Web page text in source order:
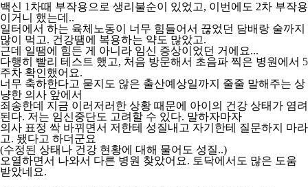
백신 1차때 부작용으로 생리불순이 있었고, 이번에도 2차 부작용
이거니 했는데..
일터에서 하는 육체노동이 너무 힘들어서 끊었던 담배랑 술까지
많이 먹고. 건강땜에 복용하는 약도 많았고.
근데 일땜에 힘든 게 아니라 임신 증상이었던 거에요...
다행히 빨리 테스트 했고, 처음 방문해서 초음파 찍은 병원에서 5
주차 확인했어요.
너무 축하한다고 묻지도 않은 출산예상일까지 줄줄 말해주는 상
냥한 의사 앞에서
죄송한데 지금 이러저러한 상황 때문에 아이의 건강 상태가 염려
된다. 저는 임신중단도 고려할 수 있다. 말하자마자
의사 표정 싹 바뀌면서 저한테 성질내고 자기한테 질문하지 마라
고. 됐다고 하더군요
(수정된 상태나 건강 현황에 대해 물어도 성질..)
오열하면서 나와서 다른 병원 찾았어요. 토닥에서도 많은 도움
받았네요.